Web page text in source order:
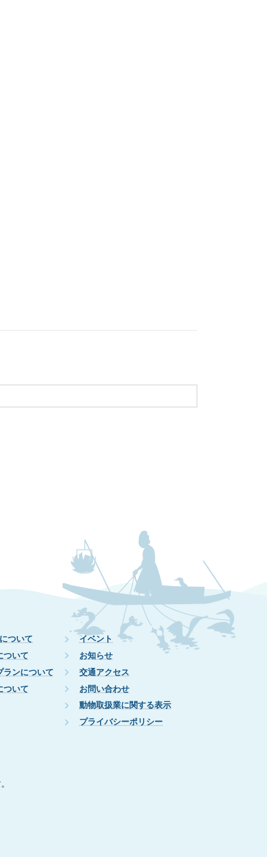
ついて
ついて
ランについて
ついて
イベント
お知らせ
交通アクセス
お問い合わせ
動物取扱業に関する表示
プライバシーポリシー